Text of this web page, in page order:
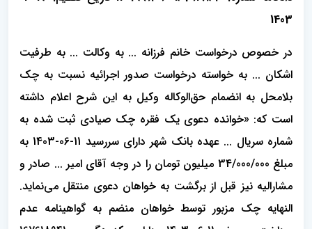
1403
در خصوص درخواست خانم فرزانه ... به وکالت ... به طرفیت
اشکان ... به خواسته درخواست صدور اجرائیه نسبت به چک
بلامحل به انضمام حق‌الوکاله وکیل به این شرح اعلام داشته
است که: «خوانده دعوی یک فقره چک صیادی ثبت شده به
شماره سریال ... عهده بانک شهر دارای سررسید 11-06-1403 به
مبلغ 34/000/000 میلیون تومان را در وجه آقای امیر ... صادر و
مشارالیه نیز قبل از برگشت به خواهان دعوی منتقل می‌نماید.
النهایه چک مزبور توسط خواهان منضم به گواهینامه عدم